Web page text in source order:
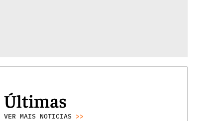
Últimas
VER MAIS NOTICIAS >>